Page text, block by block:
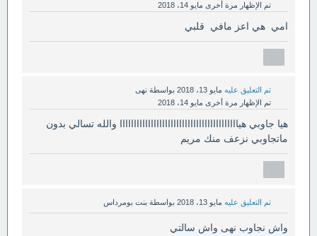
تم الإظهار مرة أخرى مايو 14، 2018
امي هي اعز مافي قلبي
تم التعليق عليه مايو 13، 2018 بواسطة نهى
تم الإظهار مرة أخرى مايو 14، 2018
هيا جاوبي هياااااااااااااااااااااااااااااااااااااااااا والله تسالي بدون
ماتجاوبي نزعف منك مريم
تم التعليق عليه مايو 13، 2018 بواسطة بنت بومرداس
واش نجاوب نهى واش سالتي